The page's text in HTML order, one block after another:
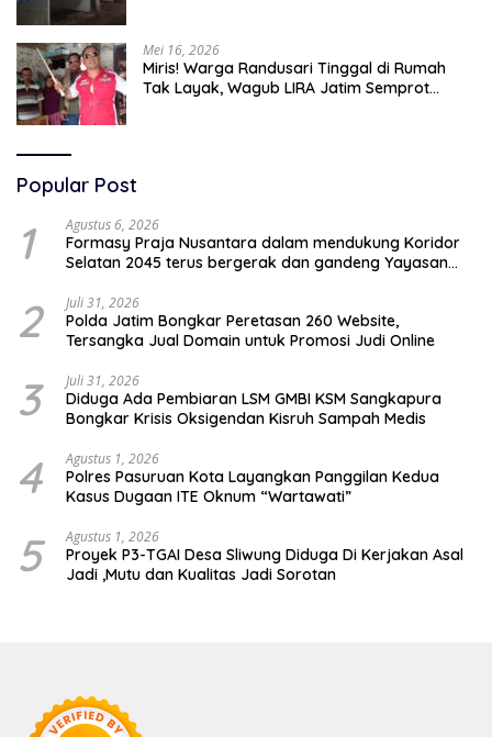
Mei 16, 2026
Miris! Warga Randusari Tinggal di Rumah
Tak Layak, Wagub LIRA Jatim Semprot
Popular Post
1 Agustus 6, 2026
Formasy Praja Nusantara dalam mendukung Koridor
Selatan 2045 terus bergerak dan gandeng Yayasan
2 Juli 31, 2026
Polda Jatim Bongkar Peretasan 260 Website,
Tersangka Jual Domain untuk Promosi Judi Online
3 Juli 31, 2026
Diduga Ada Pembiaran LSM GMBI KSM Sangkapura
Bongkar Krisis Oksigendan Kisruh Sampah Medis
4 Agustus 1, 2026
Polres Pasuruan Kota Layangkan Panggilan Kedua
Kasus Dugaan ITE Oknum “Wartawati”
5 Agustus 1, 2026
Proyek P3-TGAI Desa Sliwung Diduga Di Kerjakan Asal
Jadi ,Mutu dan Kualitas Jadi Sorotan